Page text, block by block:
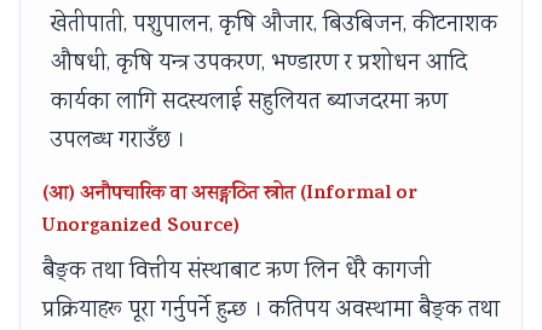
खेतीपाती, पशुपालन, कृषि औजार, बिउबिजन, कीटनाशक
औषधी, कृषि यन्त्र उपकरण, भण्डारण र प्रशोधन आदि
कार्यका लागि सदस्यलाई सहुलियत ब्याजदरमा ऋण
उपलब्ध गराउँछ ।
(आ) अनौपचारिक वा असङ्गठित स्रोत (Informal or
Unorganized Source)
बैङ्क तथा वित्तीय संस्थाबाट ऋण लिन धेरै कागजी
प्रक्रियाहरू पूरा गर्नुपर्ने हुन्छ । कतिपय अवस्थामा बैङ्क तथा